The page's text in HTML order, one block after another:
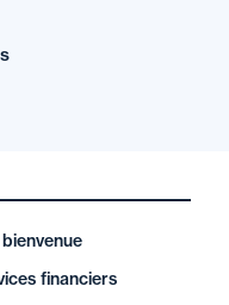
bienvenue
financiers